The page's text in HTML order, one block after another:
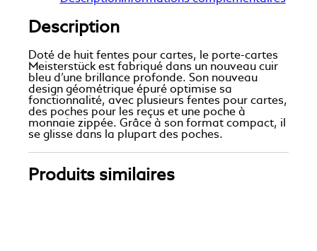
Description
Doté de huit fentes pour cartes, le porte-cartes
Meisterstück est fabriqué dans un nouveau cuir
bleu d’une brillance profonde. Son nouveau
design géométrique épuré optimise sa
fonctionnalité, avec plusieurs fentes pour cartes,
des poches pour les reçus et une poche à
monnaie zippée. Grâce à son format compact, il
se glisse dans la plupart des poches.
Produits similaires